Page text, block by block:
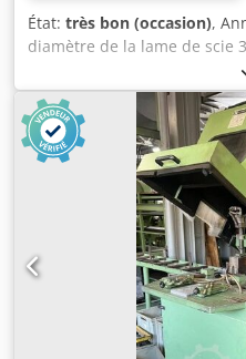
État: très bon (occasion),
diamètre de la lame de scie
de coupe 10 - 140 mm
Consommation d'eau de
hauteur du support de
entre les colonnes 680 mm
Simatic puissance totale
machine environ 4,2 t
Encombrement environ 2,8 x
construction, aciers